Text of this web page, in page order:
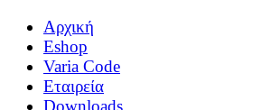
Αρχική
Eshop
Varia Code
Εταιρεία
Downloads